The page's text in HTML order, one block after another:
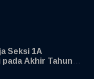
Seksi 1A
Akhir Tahun